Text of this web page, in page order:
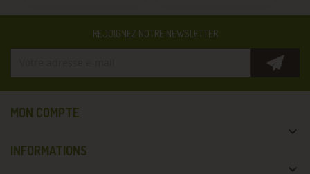
REJOIGNEZ NOTRE NEWSLETTER
MON COMPTE

INFORMATIONS
